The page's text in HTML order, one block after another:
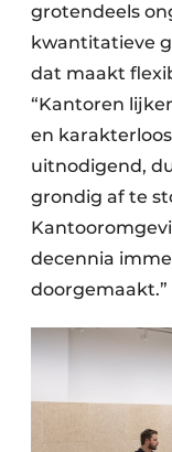
Zonwering
grotendeels
kwantitatieve
dat maakt
“Kantoren
en
uitnodigend,
grondig af te
decennia
doorgemaakt.”